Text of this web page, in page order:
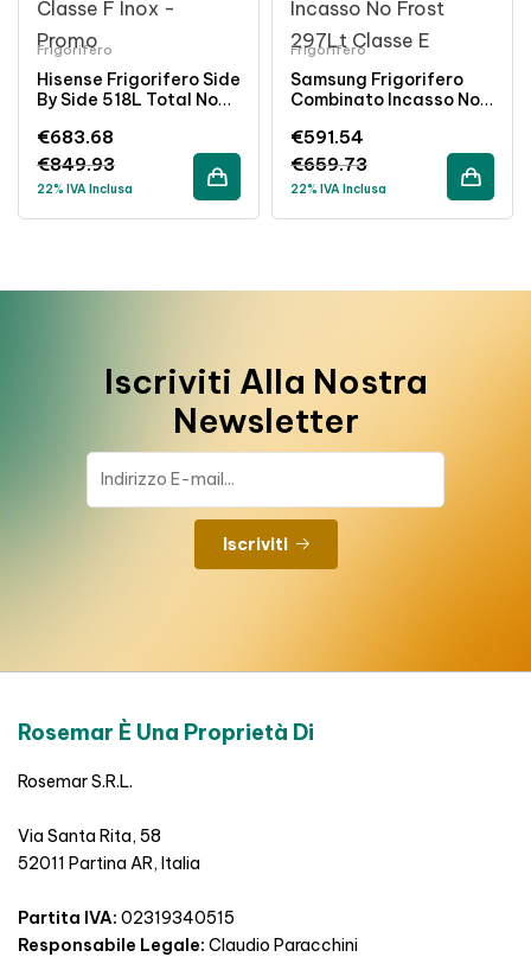
Frigorifero
Hisense Frigorifero Side
By Side 518L Total No
Classe Energetica F
€849.93
€683.68
22% IVA Inclusa
Frigorifero
Samsung Frigorifero
Combinato Incasso No
Bianco
€659.73
€591.54
22% IVA Inclusa
Iscriviti Alla Nostra
Newsletter
Iscriviti
Rosemar È Una Proprietà Di
Rosemar S.R.L.
Via Santa Rita, 58
52011 Partina AR, Italia
Partita IVA: 02319340515
Responsabile Legale: Claudio Paracchini